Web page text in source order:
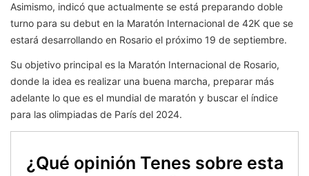
Asimismo, indicó que actualmente se está preparando doble
turno para su debut en la Maratón Internacional de 42K que se
estará desarrollando en Rosario el próximo 19 de septiembre.
Su objetivo principal es la Maratón Internacional de Rosario,
donde la idea es realizar una buena marcha, preparar más
adelante lo que es el mundial de maratón y buscar el índice
para las olimpiadas de París del 2024.
¿Qué opinión Tenes sobre esta